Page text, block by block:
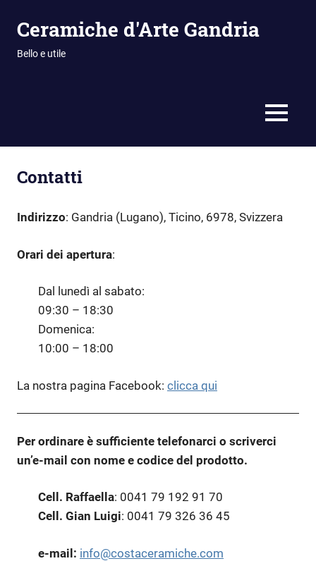
Ceramiche d'Arte Gandria
Bello e utile
MENU
Contatti
Indirizzo: Gandria (Lugano), Ticino, 6978, Svizzera
Orari dei apertura:
Dal lunedì al sabato:
09:30 – 18:30
Domenica:
10:00 – 18:00
La nostra pagina Facebook: clicca qui
Per ordinare è sufficiente telefonarci o scriverci
un’e-mail con nome e codice del prodotto.
Cell. Raffaella: 0041 79 192 91 70
Cell. Gian Luigi: 0041 79 326 36 45
e-mail: info@costaceramiche.com